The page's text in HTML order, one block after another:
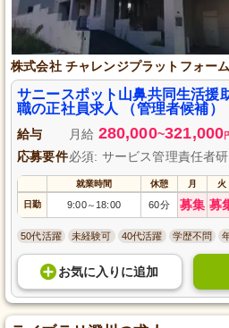
株式会社 チャレンジプラットフォーム
サニースポット山鼻共同生活援
職の正社員求人 （管理者候補）
給与 月給 280,000~321,000
応募要件必須: サービス管理責任者
就業時間 休憩 月 火
日勤 9:00～ 18:00 60分 募集 募
50代活躍 未経験可 40代活躍 学歴不問
お気に入り に追加